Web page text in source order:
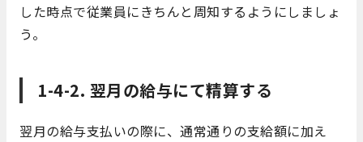
した時点で従業員にきちんと周知するようにしましょ
う。
1-4-2. 翌月の給与にて精算する
翌月の給与支払いの際に、通常通りの支給額に加え